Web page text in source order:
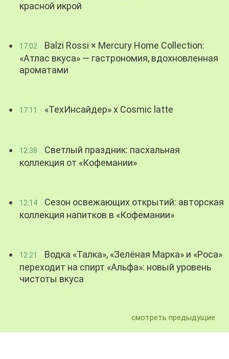
красной икрой
17:02
Balzi Rossi × Mercury Home Collection:
«Атлас вкуса» — гастрономия, вдохновленная
ароматами
17:11 «ТехИнсайдер» х Cosmic latte
12:38
Светлый праздник: пасхальная
коллекция от «Кофемании»
12:14
Сезон освежающих открытий: авторская
коллекция напитков в «Кофемании»
12:21
Водка «Талка», «Зелёная Марка» и «Роса»
переходит на спирт «Альфа»: новый уровень
чистоты вкуса
смотреть предыдущие